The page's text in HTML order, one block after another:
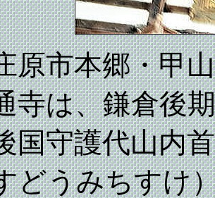
原市本郷・甲
寺は、鎌倉後
国守護代山内
どうみちすけ